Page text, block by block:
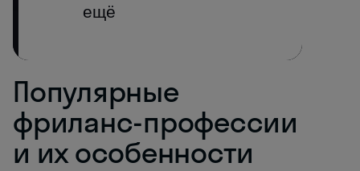
Популярные
фриланс-профессии
и их особенности